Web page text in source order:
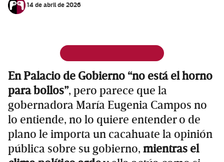
14 de abril de 2026
En Palacio de Gobierno “no está el horno
para bollos”, pero parece que la
gobernadora María Eugenia Campos no
lo entiende, no lo quiere entender o de
plano le importa un cacahuate la opinión
pública sobre su gobierno, mientras el